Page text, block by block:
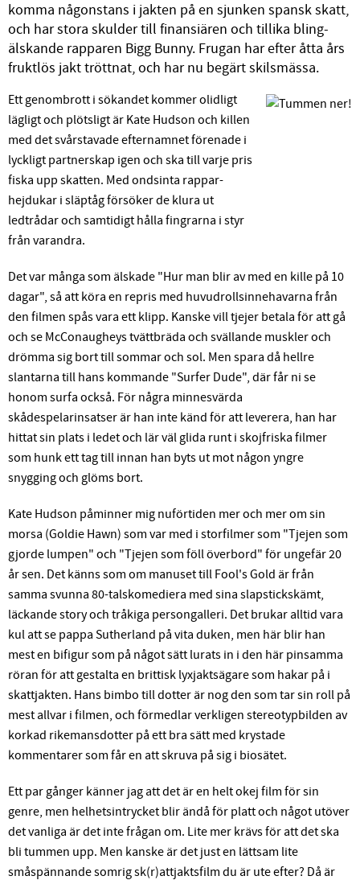
komma någonstans i jakten på en sjunken spansk skatt,
och har stora skulder till finansiären och tillika bling-
älskande rapparen Bigg Bunny. Frugan har efter åtta års
fruktlös jakt tröttnat, och har nu begärt skilsmässa.
Ett genombrott i sökandet kommer olidligt
lägligt och plötsligt är Kate Hudson och killen
med det svårstavade efternamnet förenade i
lyckligt partnerskap igen och ska till varje pris
fiska upp skatten. Med ondsinta rappar-
hejdukar i släptåg försöker de klura ut
ledtrådar och samtidigt hålla fingrarna i styr
från varandra.
Det var många som älskade "Hur man blir av med en kille på 10
dagar", så att köra en repris med huvudrollsinnehavarna från
den filmen spås vara ett klipp. Kanske vill tjejer betala för att gå
och se McConaugheys tvättbräda och svällande muskler och
drömma sig bort till sommar och sol. Men spara då hellre
slantarna till hans kommande "Surfer Dude", där får ni se
honom surfa också. För några minnesvärda
skådespelarinsatser är han inte känd för att leverera, han har
hittat sin plats i ledet och lär väl glida runt i skojfriska filmer
som hunk ett tag till innan han byts ut mot någon yngre
snygging och glöms bort.
Kate Hudson påminner mig nuförtiden mer och mer om sin
morsa (Goldie Hawn) som var med i storfilmer som "Tjejen som
gjorde lumpen" och "Tjejen som föll överbord" för ungefär 20
år sen. Det känns som om manuset till Fool's Gold är från
samma svunna 80-talskomediera med sina slapstickskämt,
läckande story och tråkiga persongalleri. Det brukar alltid vara
kul att se pappa Sutherland på vita duken, men här blir han
mest en bifigur som på något sätt lurats in i den här pinsamma
röran för att gestalta en brittisk lyxjaktsägare som hakar på i
skattjakten. Hans bimbo till dotter är nog den som tar sin roll på
mest allvar i filmen, och förmedlar verkligen stereotypbilden av
korkad rikemansdotter på ett bra sätt med krystade
kommentarer som får en att skruva på sig i biosätet.
Ett par gånger känner jag att det är en helt okej film för sin
genre, men helhetsintrycket blir ändå för platt och något utöver
det vanliga är det inte frågan om. Lite mer krävs för att det ska
bli tummen upp. Men kanske är det just en lättsam lite
småspännande somrig sk(r)attjaktsfilm du är ute efter? Då är